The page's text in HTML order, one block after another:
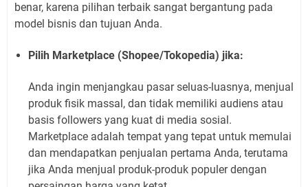
benar, karena pilihan terbaik sangat bergantung pada
model bisnis dan tujuan Anda.
Pilih Marketplace (Shopee/Tokopedia) jika:
Anda ingin menjangkau pasar seluas-luasnya, menjual
produk fisik massal, dan tidak memiliki audiens atau
basis followers yang kuat di media sosial.
Marketplace adalah tempat yang tepat untuk memulai
dan mendapatkan penjualan pertama Anda, terutama
jika Anda menjual produk-produk populer dengan